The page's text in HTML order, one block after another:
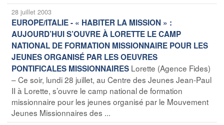
28 juillet 2003
EUROPE/ITALIE - « HABITER LA MISSION » :
AUJOURD’HUI S’OUVRE À LORETTE LE CAMP
NATIONAL DE FORMATION MISSIONNAIRE POUR LES
JEUNES ORGANISÉ PAR LES OEUVRES
PONTIFICALES MISSIONNAIRES Lorette (Agence Fides)
– Ce soir, lundi 28 juillet, au Centre des Jeunes Jean-Paul
II à Lorette, s’ouvre le camp national de formation
missionnaire pour les jeunes organisé par le Mouvement
Jeunes Missionnaires des ...